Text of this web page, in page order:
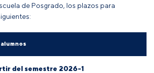
de Posgrado , los plazos para
del semestre 2026-1